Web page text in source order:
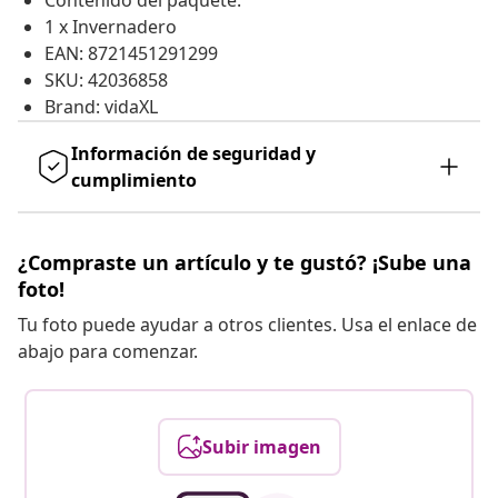
1 x Invernadero
EAN: 8721451291299
SKU: 42036858
Brand: vidaXL
Información de seguridad y
cumplimiento
¿Compraste un artículo y te gustó? ¡Sube una
foto!
Tu foto puede ayudar a otros clientes. Usa el enlace de
abajo para comenzar.
Subir imagen